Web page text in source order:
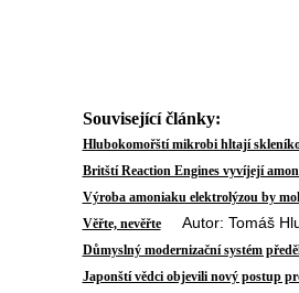
Související články:
Hlubokomořští mikrobi hltají
Britští Reaction Engines vyvíjejí
Výroba amoniaku elektrolýzou by
Věřte, nevěřteAutor: Tomáš
Důmyslný modernizační systém
Japonští vědci objevili nový postup